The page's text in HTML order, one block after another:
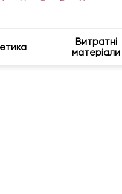
Витратні
матеріали